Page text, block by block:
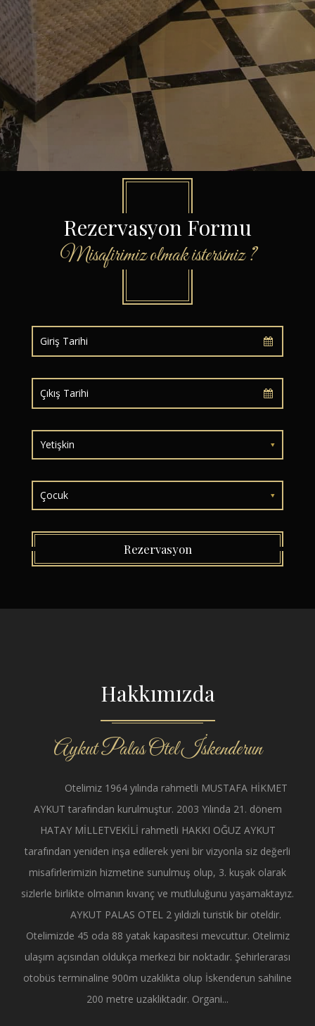
Rezervasyon Formu
Misafirimiz olmak istersiniz ?
Yetişkin
Çocuk
Rezervasyon
Hakkımızda
Aykut Palas Otel İskenderun
Otelimiz 1964 yılında rahmetli MUSTAFA HİKMET
AYKUT tarafından kurulmuştur. 2003 Yılında 21. dönem
HATAY MİLLETVEKİLİ rahmetli HAKKI OĞUZ AYKUT
tarafından yeniden inşa edilerek yeni bir vizyonla siz değerli
misafirlerimizin hizmetine sunulmuş olup, 3. kuşak olarak
sizlerle birlikte olmanın kıvanç ve mutluluğunu yaşamaktayız.
AYKUT PALAS OTEL 2 yıldızlı turistik bir oteldir.
Otelimizde 45 oda 88 yatak kapasitesi mevcuttur. Otelimiz
ulaşım açısından oldukça merkezi bir noktadır. Şehirlerarası
otobüs terminaline 900m uzaklıkta olup İskenderun sahiline
200 metre uzaklıktadır. Organi...